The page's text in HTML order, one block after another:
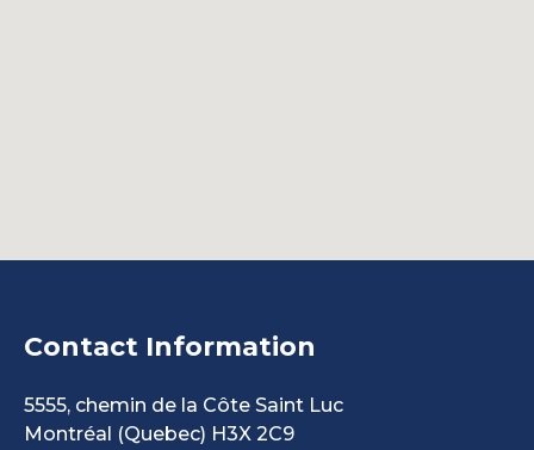
Contact Information
5555, chemin de la Côte Saint Luc
Montréal (Quebec) H3X 2C9